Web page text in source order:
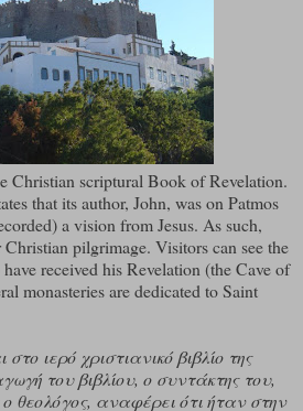
Christian scriptural Book of Revelation.
that its author, John, was on Patmos
a vision from Jesus. As such,
pilgrimage. Visitors can see the
received his Revelation (the Cave of
monasteries are dedicated to Saint
ιερό χριστιανικό βιβλίο της
του βιβλίου, ο συντάκτης του,
θεολόγος, αναφέρει ότι ήταν στην